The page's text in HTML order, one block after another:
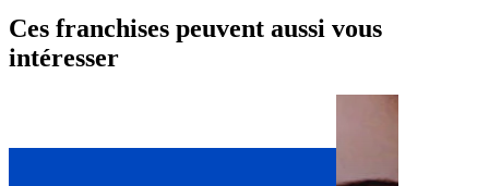
Ces franchises peuvent aussi vous
intéresser